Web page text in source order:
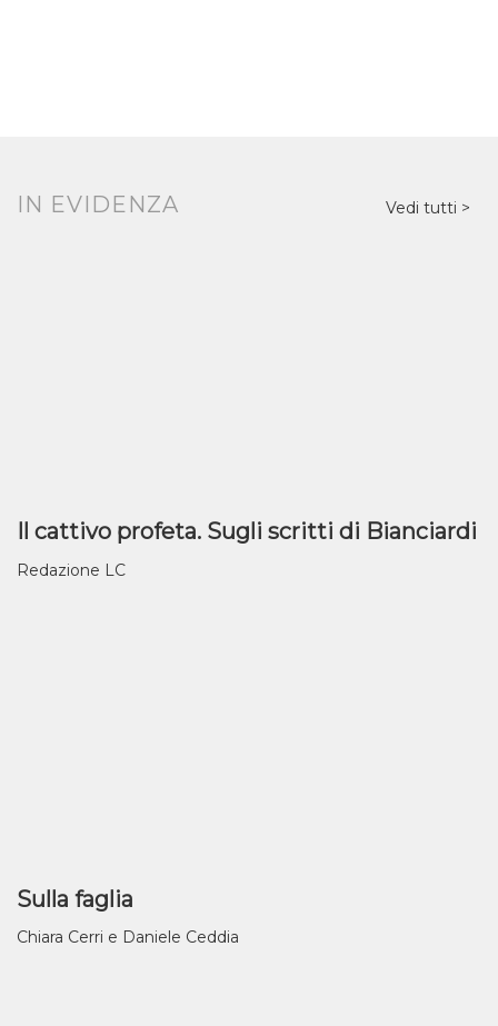
IN EVIDENZA Vedi tutti
Il cattivo profeta. Sugli scritti di Bianciardi
Redazione LC
Sulla faglia
Chiara Cerri e Daniele Ceddia